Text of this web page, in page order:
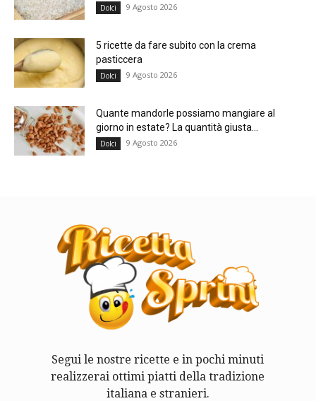
Dolci 9 Agosto 2026
5 ricette da fare subito con la crema
pasticcera
Dolci 9 Agosto 2026
Quante mandorle possiamo mangiare al
giorno in estate? La quantità giusta...
Dolci 9 Agosto 2026
Segui le nostre ricette e in pochi minuti
realizzerai ottimi piatti della tradizione
italiana e stranieri.